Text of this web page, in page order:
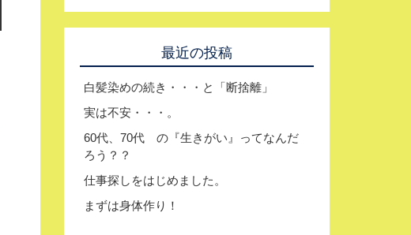
最近の投稿
白髪染めの続き・・・と「断捨離」
実は不安・・・。
60代、70代 の『生きがい』ってなんだ
ろう？？
仕事探しをはじめました。
まずは身体作り！